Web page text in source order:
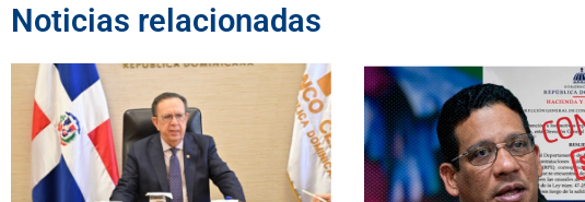
Noticias relacionadas